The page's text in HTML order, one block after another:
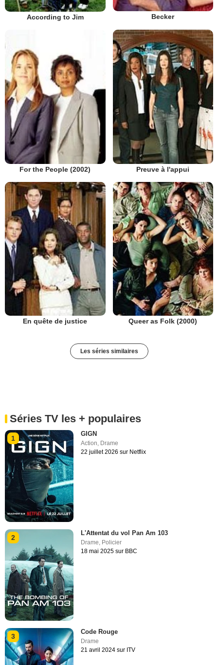
According to Jim Becker
For the People (2002) Preuve à l'appui
En quête de justice Queer as Folk (2000)
Les séries similaires
Séries TV les + populaires
1
GIGN
Action, Drame
22 juillet 2026 sur Netflix
2
L'Attentat du vol Pan Am 103
Drame Policier
18 mai 2025 sur BBC
3
Code Rouge
Drame
21 avril 2024 sur ITV